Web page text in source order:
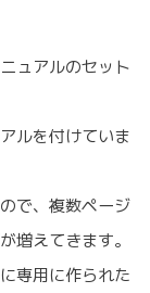
ュアルのセット
ルを付けていま
で、複数ページ
増えてきます。
専用に作られた